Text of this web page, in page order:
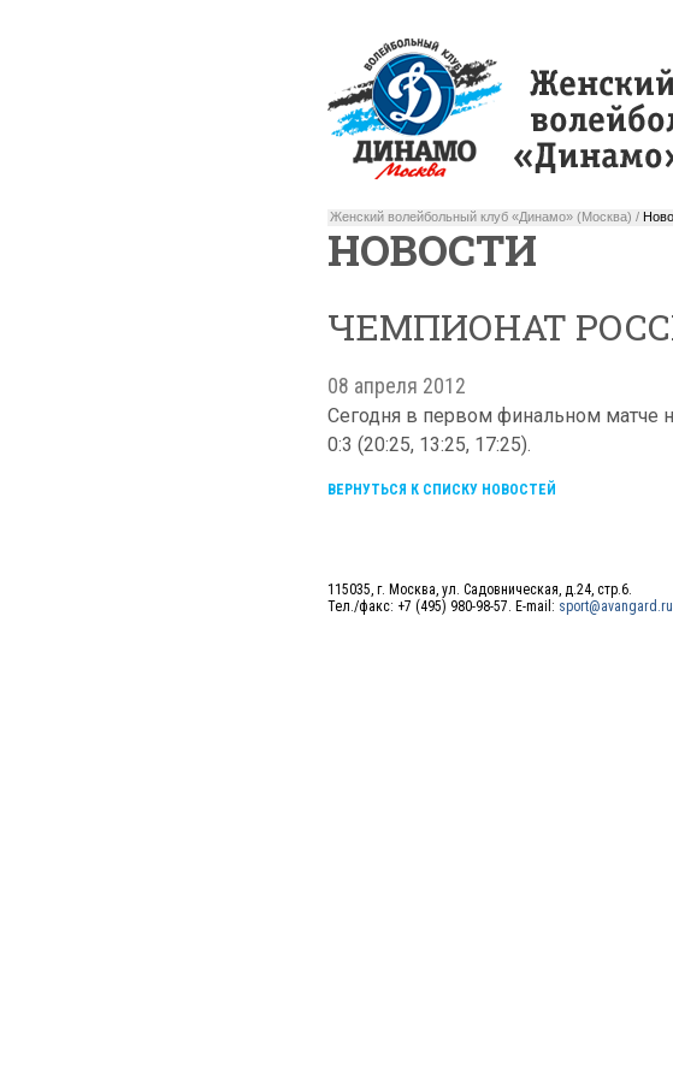
Женский волейбольный клуб «Динамо» (Москва) /
НОВОСТИ
ЧЕМПИОНАТ
08 апреля 2012
Сегодня в первом финальном матче
0:3 (20:25, 13:25, 17:25).
ВЕРНУТЬСЯ К СПИСКУ НОВОСТЕЙ
115035, г. Москва, ул. Садовническая, д.24, стр.6.
Тел./факс: +7 (495) 980-98-57. E-mail: sport@avangard.ru